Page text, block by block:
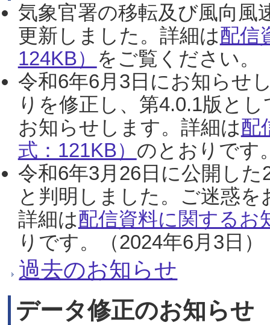
気象官署の移転及び風向風
更新しました。詳細は配信
124KB） をご覧ください。
令和6年6月3日にお知らせ
りを修正し、第4.0.1版と
お知らせします。詳細は配
式：121KB） のとおりです
令和6年3月26日に公開し
と判明しました。ご迷惑
詳細は配信資料に関するお
りです。（2024年6月3日）
過去のお知らせ
データ修正のお知らせ